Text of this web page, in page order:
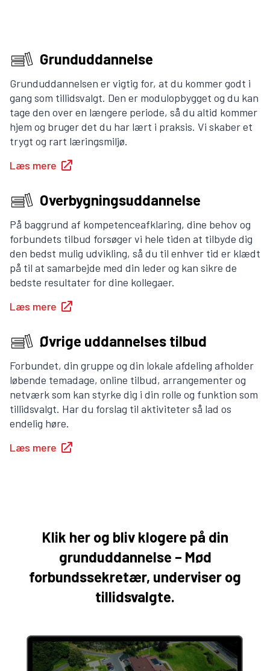
Grunduddannelse
Grunduddannelsen er vigtig for, at du kommer godt i
gang som tillidsvalgt. Den er modulopbygget og du kan
tage den over en længere periode, så du altid kommer
hjem og bruger det du har lært i praksis. Vi skaber et
trygt og rart læringsmiljø.
Læs mere
Overbygningsuddannelse
På baggrund af kompetenceafklaring, dine behov og
forbundets tilbud forsøger vi hele tiden at tilbyde dig
den bedst mulig udvikling, så du til enhver tid er klædt
på til at samarbejde med din leder og kan sikre de
bedste resultater for dine kollegaer.
Læs mere
Øvrige uddannelses tilbud
Forbundet, din gruppe og din lokale afdeling afholder
løbende temadage, online tilbud, arrangementer og
netværk som kan styrke dig i din rolle og funktion som
tillidsvalgt. Har du forslag til aktiviteter så lad os
endelig høre.
Læs mere
Klik her og bliv klogere på din
grunduddannelse – Mød
forbundssekretær, underviser og
tillidsvalgte.